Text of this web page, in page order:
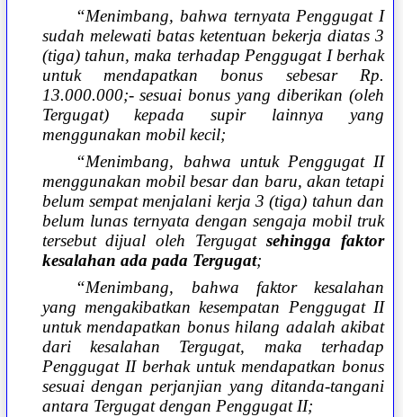
“Menimbang, bahwa ternyata Penggugat I
sudah melewati batas ketentuan bekerja diatas 3
(tiga) tahun, maka terhadap Penggugat I berhak
untuk mendapatkan bonus sebesar Rp.
13.000.000;- sesuai bonus yang diberikan (oleh
Tergugat) kepada supir lainnya yang
menggunakan mobil kecil;
“Menimbang, bahwa untuk Penggugat II
menggunakan mobil besar dan baru, akan tetapi
belum sempat menjalani kerja 3 (tiga) tahun dan
belum lunas ternyata dengan sengaja mobil truk
tersebut dijual oleh Tergugatsehingga faktor
kesalahan ada pada Tergugat;
“Menimbang, bahwa faktor kesalahan
yang mengakibatkan kesempatan Penggugat II
untuk mendapatkan bonus hilang adalah akibat
dari kesalahan Tergugat, maka terhadap
Penggugat II berhak untuk mendapatkan bonus
sesuai dengan perjanjian yang ditanda-tangani
antara Tergugat dengan Penggugat II;